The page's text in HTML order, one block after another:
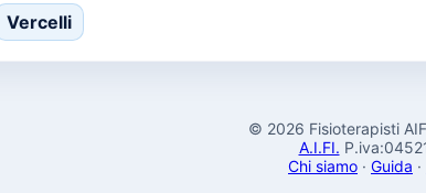
Vercelli
© 2026 Fisioterapisti
A.I.FI.
Chi siamo · Guida ·